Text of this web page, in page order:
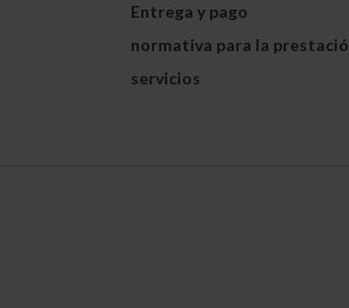
Entrega y pago
normativa para la
servicios